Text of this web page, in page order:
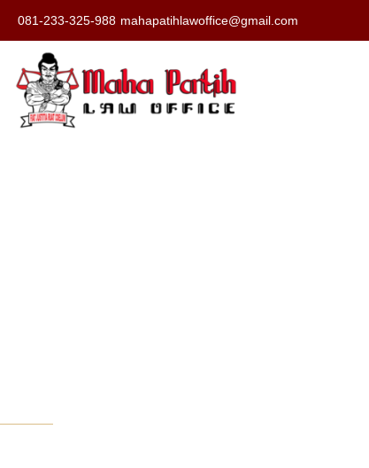
081-233-325-988 mahapatihlawoffice@gmail.com